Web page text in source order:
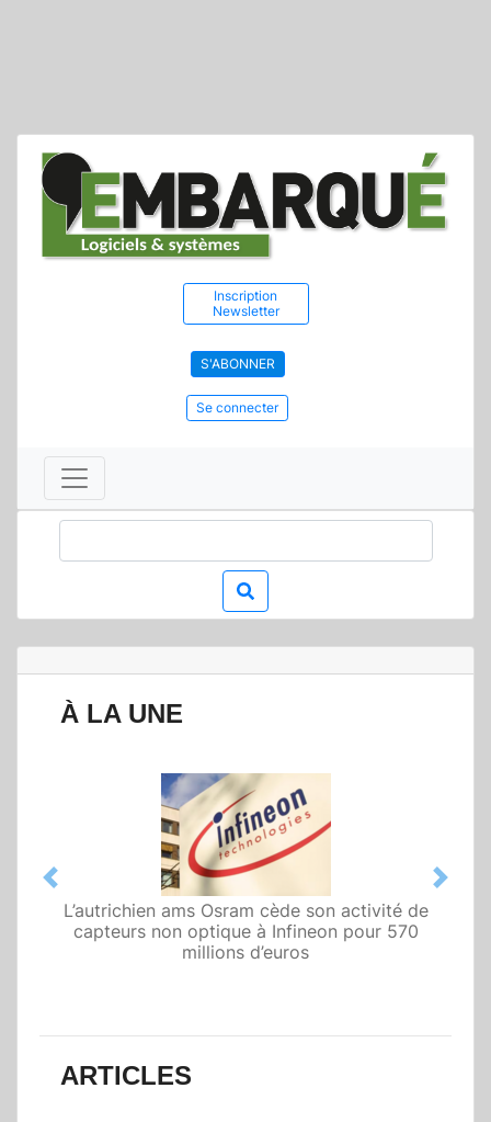
Inscription
Newsletter
S'ABONNER
Se connecter
À LA UNE
L’autrichien ams Osram cède son activité de
capteurs non optique à Infineon pour 570
millions d’euros
Qualcomm met en avant une architecture
fondée sur l’IA physique au service de robots
domestiques et humanoïdes
Previous Next
ARTICLES